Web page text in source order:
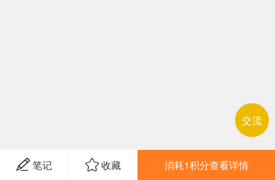
交流
笔记 收藏 消耗1积分查看详情